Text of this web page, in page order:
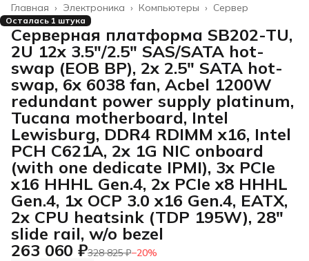
Сервер
Компьютеры ›
Электроника ›
Главная ›
Осталась 1 штука
Серверная платформа SB202-TU,
2U 12x 3.5"/2.5" SAS/SATA hot-
swap (EOB BP), 2x 2.5" SATA hot-
swap, 6x 6038 fan, Acbel 1200W
redundant power supply platinum,
Tucana motherboard, Intel
Lewisburg, DDR4 RDIMM x16, Intel
PCH C621A, 2x 1G NIC onboard
(with one dedicate IPMI), 3x PCIe
x16 HHHL Gen.4, 2x PCIe x8 HHHL
Gen.4, 1x OCP 3.0 x16 Gen.4, EATX,
2x CPU heatsink (TDP 195W), 28"
slide rail, w/o bezel
263 060 ₽328 825 ₽−20%